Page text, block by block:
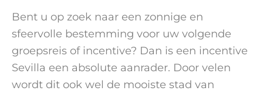
Bent u op zoek naar een zonnige en
sfeervolle bestemming voor uw volgende
groepsreis of incentive? Dan is een incentive
Sevilla een absolute aanrader. Door velen
wordt dit ook wel de mooiste stad van